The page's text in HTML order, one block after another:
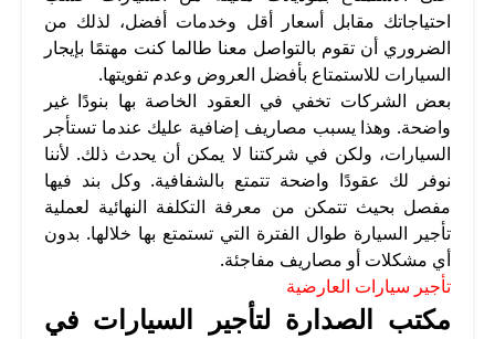
احتياجاتك مقابل أسعار أقل وخدمات أفضل، لذلك من
الضروري أن تقوم بالتواصل معنا طالما كنت مهتمًا بإيجار
السيارات للاستمتاع بأفضل العروض وعدم تفويتها.
بعض الشركات تخفي في العقود الخاصة بها بنودًا غير
واضحة. وهذا يسبب مصاريف إضافية عليك عندما تستأجر
السيارات، ولكن في شركتنا لا يمكن أن يحدث ذلك. لأننا
نوفر لك عقودًا واضحة تتمتع بالشفافية. وكل بند فيها
مفصل بحيث تتمكن من معرفة التكلفة النهائية لعملية
تأجير السيارة طوال الفترة التي تستمتع بها خلالها. بدون
أي مشكلات أو مصاريف مفاجئة.
تأجير سيارات العارضية
مكتب الصدارة لتأجير السيارات في